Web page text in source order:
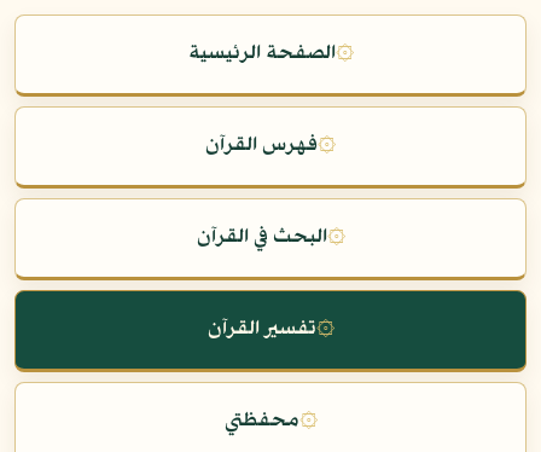
۞الصفحة الرئيسية
۞فهرس القرآن
۞البحث في القرآن
۞تفسير القرآن
۞محفظتي